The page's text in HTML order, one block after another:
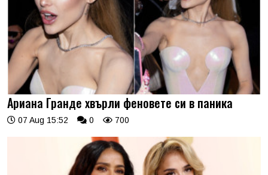
Ариана Гранде хвърли феновете си в паника
07 Aug 15:52 0 700